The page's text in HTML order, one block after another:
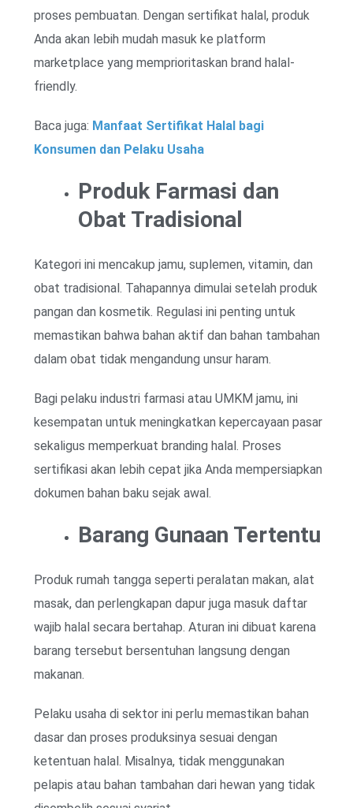
proses pembuatan. Dengan sertifikat halal, produk
Anda akan lebih mudah masuk ke platform
marketplace yang memprioritaskan brand halal-
friendly.
Baca juga: Manfaat Sertifikat Halal bagi
Konsumen dan Pelaku Usaha
Produk Farmasi dan
Obat Tradisional
Kategori ini mencakup jamu, suplemen, vitamin, dan
obat tradisional. Tahapannya dimulai setelah produk
pangan dan kosmetik. Regulasi ini penting untuk
memastikan bahwa bahan aktif dan bahan tambahan
dalam obat tidak mengandung unsur haram.
Bagi pelaku industri farmasi atau UMKM jamu, ini
kesempatan untuk meningkatkan kepercayaan pasar
sekaligus memperkuat branding halal. Proses
sertifikasi akan lebih cepat jika Anda mempersiapkan
dokumen bahan baku sejak awal.
Barang Gunaan Tertentu
Produk rumah tangga seperti peralatan makan, alat
masak, dan perlengkapan dapur juga masuk daftar
wajib halal secara bertahap. Aturan ini dibuat karena
barang tersebut bersentuhan langsung dengan
makanan.
Pelaku usaha di sektor ini perlu memastikan bahan
dasar dan proses produksinya sesuai dengan
ketentuan halal. Misalnya, tidak menggunakan
pelapis atau bahan tambahan dari hewan yang tidak